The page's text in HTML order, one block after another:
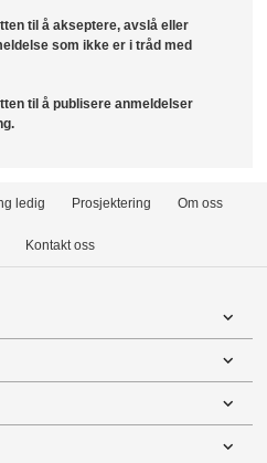
til å akseptere, avslå eller
som ikke er i tråd med
til å publisere anmeldelser
ledig Prosjektering Om oss
Kontakt oss